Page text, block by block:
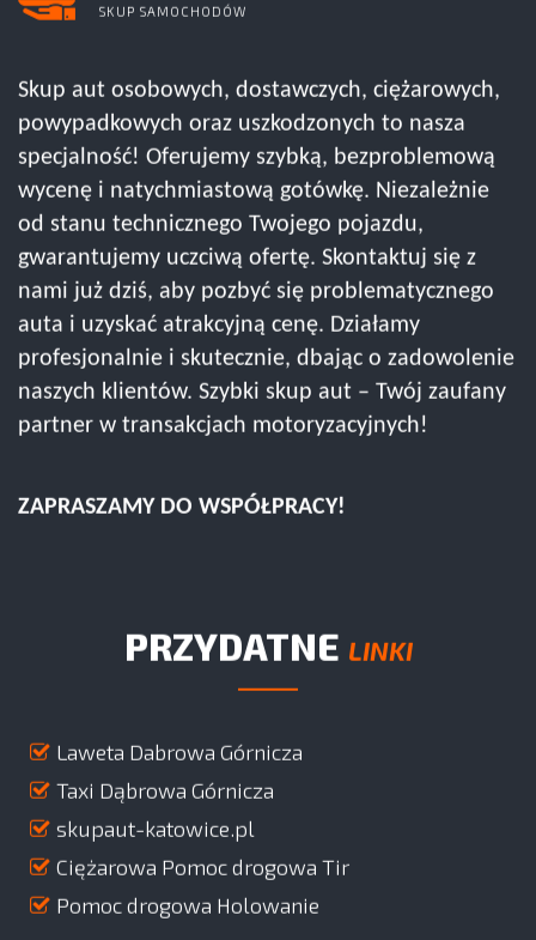
SKUP SAMOCHODÓW
Skup aut osobowych, dostawczych, ciężarowych,
powypadkowych oraz uszkodzonych to nasza
specjalność! Oferujemy szybką, bezproblemową
wycenę i natychmiastową gotówkę. Niezależnie
od stanu technicznego Twojego pojazdu,
gwarantujemy uczciwą ofertę. Skontaktuj się z
nami już dziś, aby pozbyć się problematycznego
auta i uzyskać atrakcyjną cenę. Działamy
profesjonalnie i skutecznie, dbając o zadowolenie
naszych klientów. Szybki skup aut – Twój zaufany
partner w transakcjach motoryzacyjnych!
ZAPRASZAMY DO WSPÓŁPRACY!
PRZYDATNE LINKI
Laweta Dabrowa Górnicza
Taxi Dąbrowa Górnicza
skupaut-katowice.pl
Ciężarowa Pomoc drogowa Tir
Pomoc drogowa Holowanie